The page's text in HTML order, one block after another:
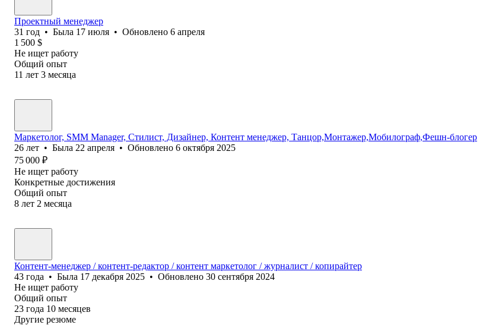
Проектный менеджер
31 год • Была 17 июля • Обновлено 6 апреля
1 500 $
Не ищет работу
Общий опыт
11 лет 3 месяца
Маркетолог, SMM Manager, Стилист, Дизайнер, Контент менеджер, Танцор,Монтажер,Мобилограф,Фешн-блогер
26 лет • Была 22 апреля • Обновлено 6 октября 2025
75 000 ₽
Не ищет работу
Конкретные достижения
Общий опыт
8 лет 2 месяца
Контент-менеджер / контент-редактор / контент маркетолог / журналист / копирайтер
43 года • Была 17 декабря 2025 • Обновлено 30 сентября 2024
Не ищет работу
Общий опыт
23 года 10 месяцев
Другие резюме